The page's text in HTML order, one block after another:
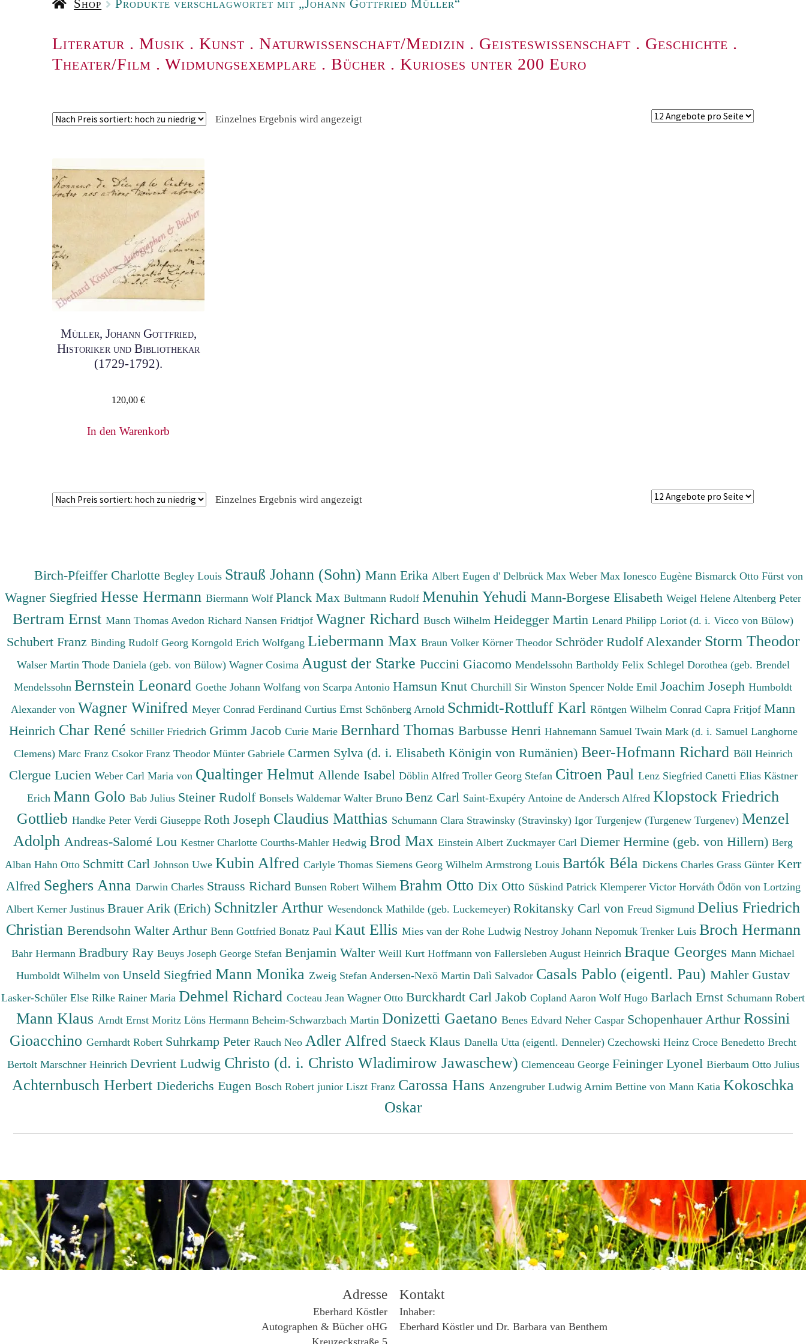
Shop Produkte verschlagwortet mit „Johann Gottfried Müller“
Literatur . Musik . Kunst . Naturwissenschaft/Medizin . Geisteswissenschaft . Geschichte .
Theater/Film . Widmungsexemplare . Bücher . Kurioses unter 200 Euro
Einzelnes Ergebnis wird angezeigt
Müller, Johann Gottfried,
Historiker und Bibliothekar
(1729-1792).
120,00€
In den Warenkorb
Einzelnes Ergebnis wird angezeigt
Birch-Pfeiffer CharlotteBegley Louis Strauß Johann (Sohn)Mann Erika Albert Eugen d'Delbrück MaxWeber MaxIonesco EugèneBismarck Otto Fürst von
Wagner Siegfried Hesse Hermann Biermann Wolf Planck Max Bultmann Rudolf Menuhin Yehudi Mann-Borgese Elisabeth Weigel Helene Altenberg Peter
Bertram Ernst Mann Thomas Avedon Richard Nansen Fridtjof Wagner Richard Busch Wilhelm Heidegger Martin Lenard Philipp Loriot (d. i. Vicco von Bülow)
Schubert Franz Binding Rudolf Georg Korngold Erich Wolfgang Liebermann Max Braun Volker Körner Theodor Schröder Rudolf Alexander Storm Theodor
Walser Martin Thode Daniela (geb. von Bülow) Wagner Cosima August der Starke Puccini Giacomo Mendelssohn Bartholdy Felix Schlegel Dorothea (geb. Brendel
Mendelssohn Bernstein Leonard Goethe Johann Wolfang von Scarpa Antonio Hamsun Knut Churchill Sir Winston Spencer Nolde Emil Joachim Joseph Humboldt
Alexander von Wagner Winifred Meyer Conrad Ferdinand Curtius Ernst Schönberg Arnold Schmidt-Rottluff Karl Röntgen Wilhelm Conrad Capra Fritjof Mann
Heinrich Char René Schiller Friedrich Grimm Jacob Curie Marie Bernhard Thomas Barbusse Henri Hahnemann Samuel Twain Mark (d. i. Samuel Langhorne
Clemens) Marc Franz Csokor Franz Theodor Münter Gabriele Carmen Sylva (d. i. Elisabeth Königin von Rumänien) Beer-Hofmann Richard Böll Heinrich
Clergue Lucien Weber Carl Maria von Qualtinger Helmut Allende Isabel Döblin Alfred Troller Georg Stefan Citroen Paul Lenz Siegfried Canetti Elias Kästner
Erich Mann Golo Bab Julius Steiner Rudolf Bonsels Waldemar Walter Bruno Benz Carl Saint-Exupéry Antoine de Andersch Alfred Klopstock Friedrich
Gottlieb Handke Peter Verdi Giuseppe Roth Joseph Claudius Matthias Schumann Clara Strawinsky (Stravinsky) Igor Turgenjew (Turgenew Turgenev) Menzel
Adolph Andreas-Salomé Lou Kestner Charlotte Courths-Mahler Hedwig Brod Max Einstein Albert Zuckmayer Carl Diemer Hermine (geb. von Hillern) Berg
Alban Hahn Otto Schmitt Carl Johnson Uwe Kubin Alfred Carlyle Thomas Siemens Georg Wilhelm Armstrong Louis Bartók Béla Dickens Charles Grass Günter Kerr
Alfred Seghers Anna Darwin Charles Strauss Richard Bunsen Robert Wilhem Brahm Otto Dix Otto Süskind Patrick Klemperer Victor Horváth Ödön von Lortzing
Albert Kerner Justinus Brauer Arik (Erich) Schnitzler Arthur Wesendonck Mathilde (geb. Luckemeyer) Rokitansky Carl von Freud Sigmund Delius Friedrich
Christian Berendsohn Walter Arthur Benn Gottfried Bonatz Paul Kaut Ellis Mies van der Rohe Ludwig Nestroy Johann Nepomuk Trenker Luis Broch Hermann
Bahr Hermann Bradbury Ray Beuys Joseph George Stefan Benjamin Walter Weill Kurt Hoffmann von Fallersleben August Heinrich Braque Georges Mann Michael
Humboldt Wilhelm von Unseld Siegfried Mann Monika Zweig Stefan Andersen-Nexö Martin Dalì Salvador Casals Pablo (eigentl. Pau) Mahler Gustav
Lasker-Schüler Else Rilke Rainer Maria Dehmel Richard Cocteau Jean Wagner Otto Burckhardt Carl Jakob Copland Aaron Wolf Hugo Barlach Ernst Schumann Robert
Mann Klaus Arndt Ernst Moritz Löns Hermann Beheim-Schwarzbach Martin Donizetti Gaetano Benes Edvard Neher Caspar Schopenhauer Arthur Rossini
Gioacchino Gernhardt Robert Suhrkamp Peter Rauch Neo Adler Alfred Staeck Klaus Danella Utta (eigentl. Denneler) Czechowski Heinz Croce Benedetto Brecht
Bertolt Marschner Heinrich Devrient Ludwig Christo (d. i. Christo Wladimirow Jawaschew) Clemenceau George Feininger Lyonel Bierbaum Otto Julius
Achternbusch Herbert Diederichs Eugen Bosch Robert junior Liszt Franz Carossa Hans Anzengruber Ludwig Arnim Bettine von Mann Katia Kokoschka
Oskar
Adresse
Eberhard Köstler
Autographen & Bücher oHG
Kontakt
Inhaber:
Eberhard Köstler und Dr. Barbara van Benthem